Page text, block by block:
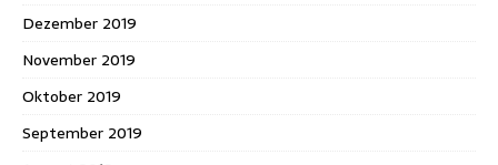
Dezember 2019
November 2019
Oktober 2019
September 2019